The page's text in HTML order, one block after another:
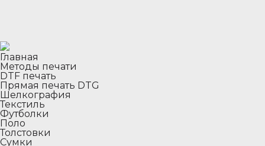
Главная
Методы печати
DTF печать
Прямая печать DTG
Шелкография
Текстиль
Футболки
Поло
Толстовки
Сумки